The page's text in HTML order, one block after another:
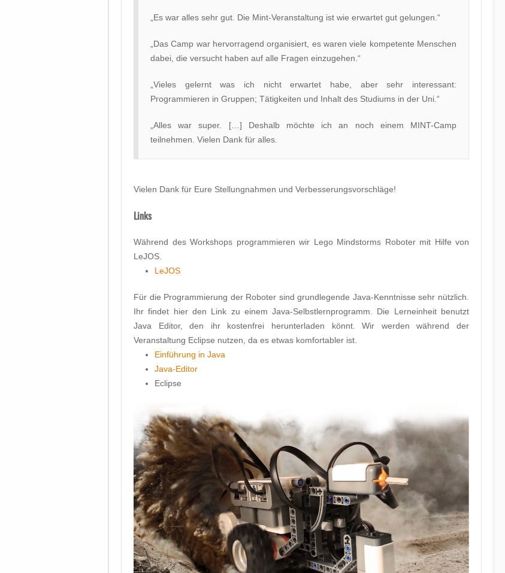
„Es war alles sehr gut. Die Mint-Veranstaltung ist wie erwartet gut gelungen.“
„Das Camp war hervorragend organisiert, es waren viele kompetente Menschen
dabei, die versucht haben auf alle Fragen einzugehen.“
„Vieles gelernt was ich nicht erwartet habe, aber sehr interessant:
Programmieren in Gruppen; Tätigkeiten und Inhalt des Studiums in der Uni.“
„Alles war super. […] Deshalb möchte ich an noch einem MINT-Camp
teilnehmen. Vielen Dank für alles.
Vielen Dank für Eure Stellungnahmen und Verbesserungsvorschläge!
Links
Während des Workshops programmieren wir Lego Mindstorms Roboter mit Hilfe von
LeJOS.
LeJOS
Für die Programmierung der Roboter sind grundlegende Java-Kenntnisse sehr nützlich.
Ihr findet hier den Link zu einem Java-Selbstlernprogramm. Die Lerneinheit benutzt
Java Editor, den ihr kostenfrei herunterladen könnt. Wir werden während der
Veranstaltung Eclipse nutzen, da es etwas komfortabler ist.
Einführung in Java
Java-Editor
Eclipse